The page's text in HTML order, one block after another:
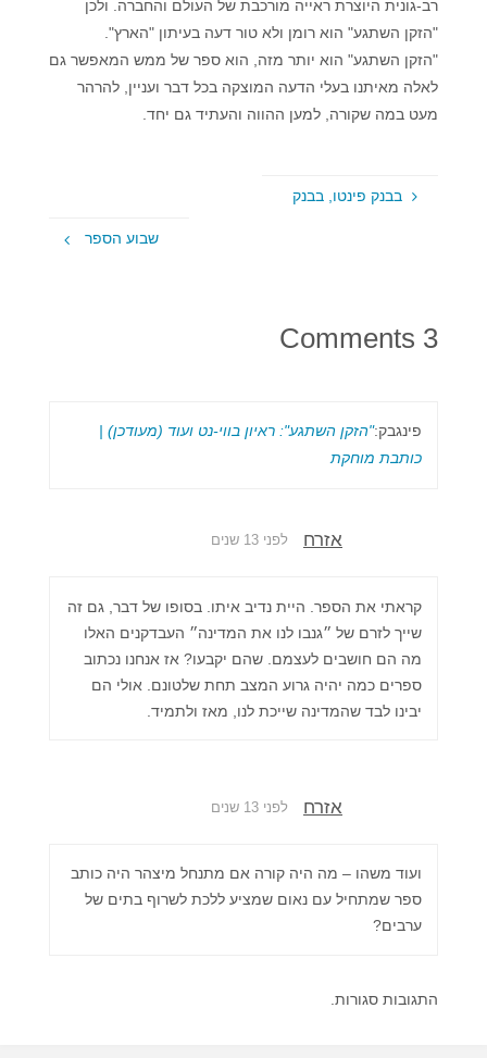
רב-גונית היוצרת ראייה מורכבת של העולם והחברה. ולכן
"הזקן השתגע" הוא רומן ולא טור דעה בעיתון "הארץ".
"הזקן השתגע" הוא יותר מזה, הוא ספר של ממש המאפשר גם
לאלה מאיתנו בעלי הדעה המוצקה בכל דבר ועניין, להרהר
מעט במה שקורה, למען ההווה והעתיד גם יחד.
בבנק פינטו, בבנק
שבוע הספר
3 Comments
פינגבק:"הזקן השתגע": ראיון בווי-נט ועוד (מעודכן) |
כותבת מוחקת
אזרח לפני 13 שנים
קראתי את הספר. היית נדיב איתו. בסופו של דבר, גם זה
שייך לזרם של ״גנבו לנו את המדינה״ העבדקנים האלו
מה הם חושבים לעצמם. שהם יקבעו? אז אנחנו נכתוב
ספרים כמה יהיה גרוע המצב תחת שלטונם. אולי הם
יבינו לבד שהמדינה שייכת לנו, מאז ולתמיד.
אזרח לפני 13 שנים
ועוד משהו – מה היה קורה אם מתנחל מיצהר היה כותב
ספר שמתחיל עם נאום שמציע ללכת לשרוף בתים של
ערבים?
התגובות סגורות.